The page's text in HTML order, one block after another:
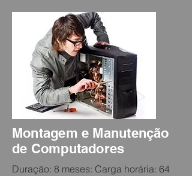
Montagem e Manutenção
de Computadores
Duração: 8 meses: Carga horária: 64